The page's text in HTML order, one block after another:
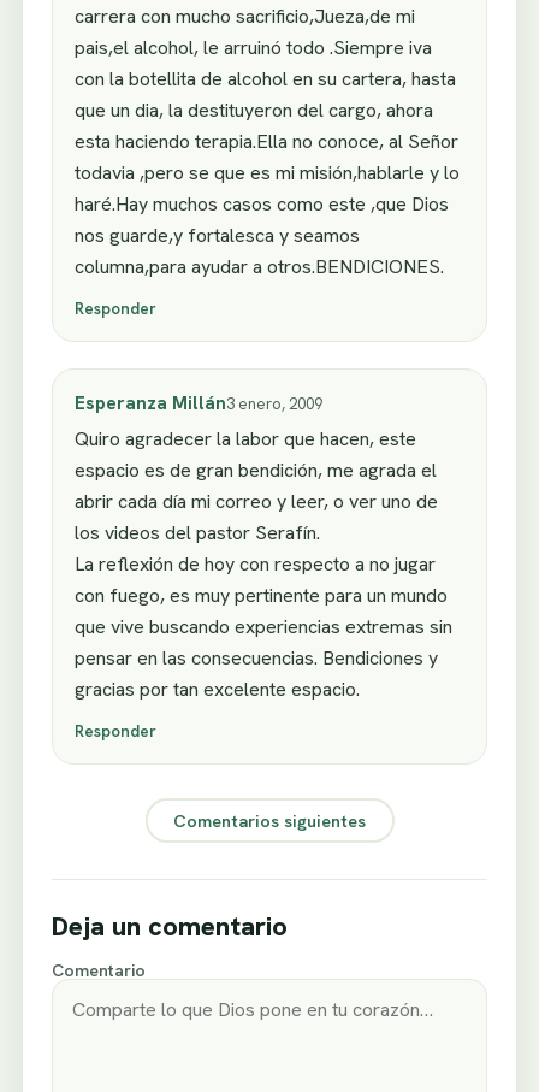
carrera con mucho sacrificio,Jueza,de mi
pais,el alcohol, le arruinó todo .Siempre iva
con la botellita de alcohol en su cartera, hasta
que un dia, la destituyeron del cargo, ahora
esta haciendo terapia.Ella no conoce, al Señor
todavia ,pero se que es mi misión,hablarle y lo
haré.Hay muchos casos como este ,que Dios
nos guarde,y fortalesca y seamos
columna,para ayudar a otros.BENDICIONES.
Responder
Esperanza Millán3 enero, 2009
Quiro agradecer la labor que hacen, este
espacio es de gran bendición, me agrada el
abrir cada día mi correo y leer, o ver uno de
los videos del pastor Serafín.
La reflexión de hoy con respecto a no jugar
con fuego, es muy pertinente para un mundo
que vive buscando experiencias extremas sin
pensar en las consecuencias. Bendiciones y
gracias por tan excelente espacio.
Responder
Comentarios siguientes
Deja un comentario
Comentario